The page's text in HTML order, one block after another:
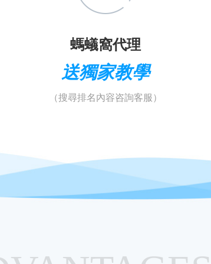
螞蟻窩代理
送獨家教學
（搜尋排名內容咨詢客服）